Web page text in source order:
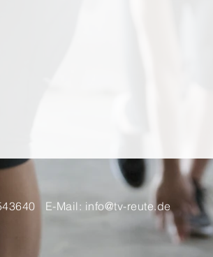
E-Mail: info@tv-reute.de